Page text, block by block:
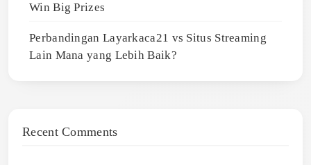
Win Big Prizes
Perbandingan Layarkaca21 vs Situs Streaming
Lain Mana yang Lebih Baik?
Recent Comments